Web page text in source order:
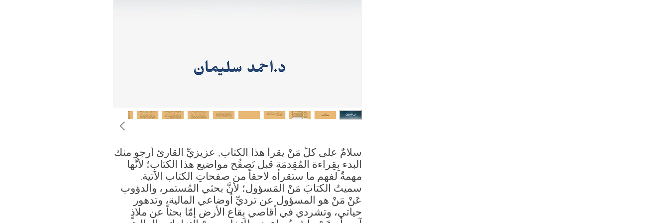
سلامٌ على كلِّ مَنْ يقرأ هذا الكتاب, عزيزيِّ القارئ أرجو منك
البدء بِقِراءة المُقِدمَة قبل تَصفُح مواضيع هذا الكتاب؛ لأنَّها
مهمةٌ لفهم ما ستقرأه لاحقاً من صفحاتِ الكتاب الآتية.
سميتُ الكتابَ مَنْ المَسؤول؛ لأنَّ بحثي المُستمر، والدؤوب
عَنْ مَنْ هو المسؤول عن ترديِّ أوضاعي المالية، وتدهور
حياتي، وتشردي في أقاصي بِقاع الأرض إمّا بحثاً عن ملاذٍ